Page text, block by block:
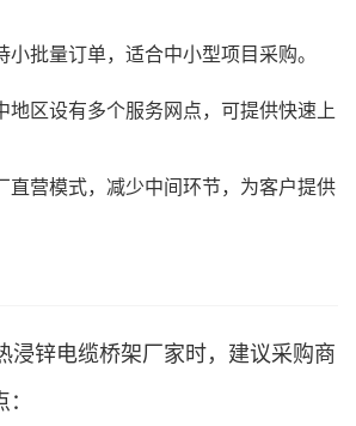
小批量订单，适合中小型项目采购。
地区设有多个服务网点，可提供快速上
直营模式，减少中间环节，为客户提供
浸锌电缆桥架厂家时，建议采购商